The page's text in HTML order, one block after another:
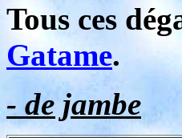
Tous ces
Gatame.
- de jambe